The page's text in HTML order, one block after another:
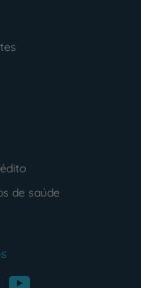
de saúde
Youtube